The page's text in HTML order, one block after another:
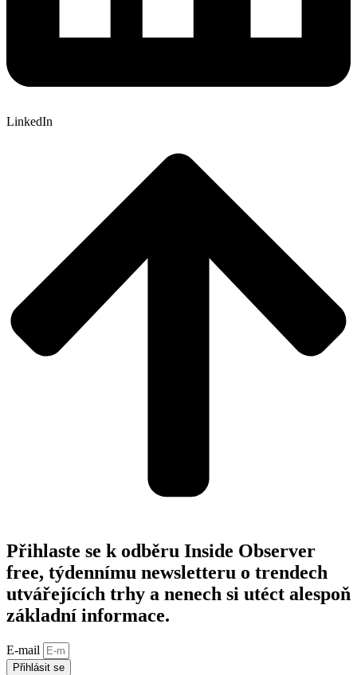
LinkedIn
Přihlaste se k odběru Inside Observer
free, týdennímu newsletteru o trendech
utvářejících trhy a nenech si utéct alespoň
základní informace.
E-mail
Přihlásit se